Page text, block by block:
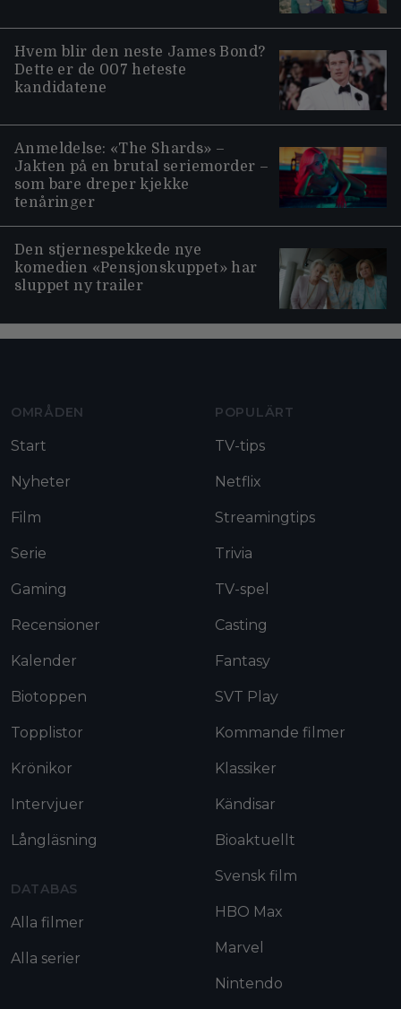
Hvem blir den neste James Bond?
Dette er de 007 heteste
kandidatene
Anmeldelse: «The Shards» –
Jakten på en brutal seriemorder –
som bare dreper kjekke
tenåringer
Den stjernespekkede nye
komedien «Pensjonskuppet» har
sluppet ny trailer
OMRÅDEN
Start
Nyheter
Film
Serie
Gaming
Recensioner
Kalender
Biotoppen
Topplistor
Krönikor
Intervjuer
Långläsning
DATABAS
Alla filmer
Alla serier
POPULÄRT
TV-tips
Netflix
Streamingtips
Trivia
TV-spel
Casting
Fantasy
SVT Play
Kommande filmer
Klassiker
Kändisar
Bioaktuellt
Svensk film
HBO Max
Marvel
Nintendo